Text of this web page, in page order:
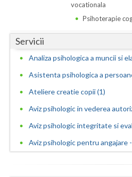
Satu-Mare
Suceava
Teleorman
Timis
Tulcea
vocationala
Psihoterapie
Servicii
Analiza psihologica a muncii si
Asistenta psihologica a
Ateliere creatie copii (1)
Aviz psihologic in vederea
Aviz psihologic integritate si
Aviz psihologic pentru angajare